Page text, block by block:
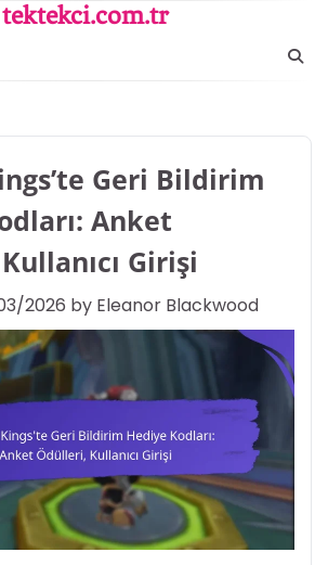
tektekci.com.tr
Geri Bildirim
Anket
Girişi
2026 by Eleanor Blackwood